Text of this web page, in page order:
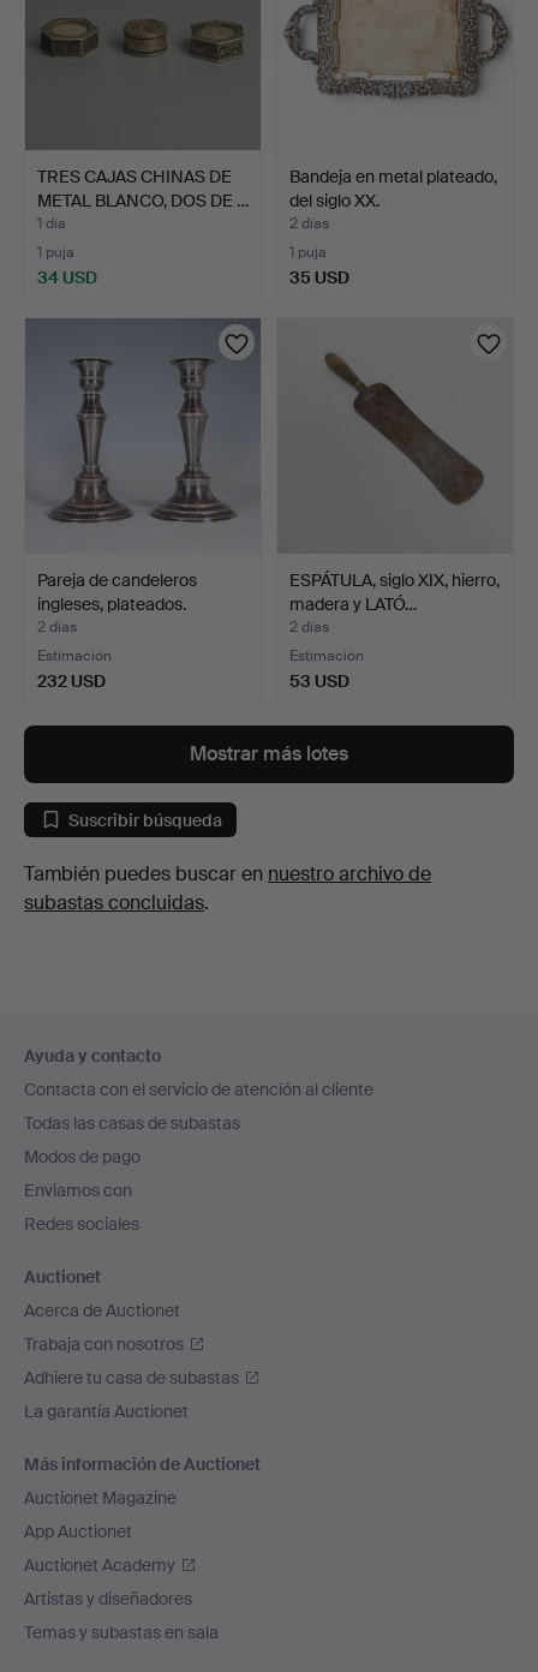
TRES CAJAS CHINAS DE
METAL BLANCO, DOS DE …
1 día
1 puja
34 USD
Bandeja en metal plateado,
del siglo XX.
2 días
1 puja
35 USD
Pareja de candeleros
ingleses, plateados.
2 días
Estimación
232 USD
ESPÁTULA, siglo XIX, hierro,
madera y LATÓ…
2 días
Estimación
53 USD
Mostrar más lotes
Suscribir búsqueda
También puedes buscar en nuestro archivo de
subastas concluidas.
en
el
pie
de
página
Ayuda y contacto
Contacta con el servicio de atención al cliente
Todas las casas de subastas
Modos de pago
Enviamos con
Redes sociales
Auctionet
Acerca de Auctionet
Trabaja con nosotros
Adhiere tu casa de subastas
La garantía Auctionet
Más información de Auctionet
Auctionet Magazine
App Auctionet
Auctionet Academy
Artistas y diseñadores
Temas y subastas en sala